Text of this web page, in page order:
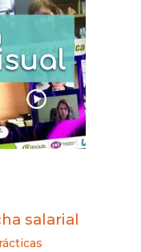
salarial